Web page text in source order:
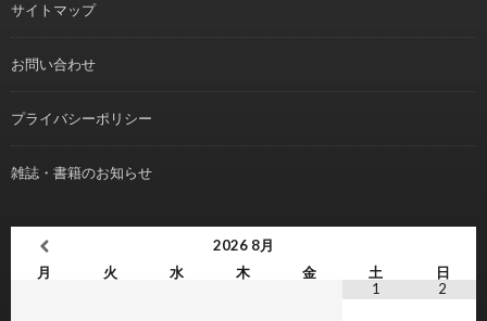
サイトマップ
お問い合わせ
プライバシーポリシー
雑誌・書籍のお知らせ
2026 8月
月
火 水 木 金 土
日
1
2